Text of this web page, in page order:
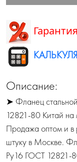
Описание:
➤ Фланец
12821-80 Китай на
Продажа оптом и в
штуку в Москве.
Ру16 ГОСТ 12821-